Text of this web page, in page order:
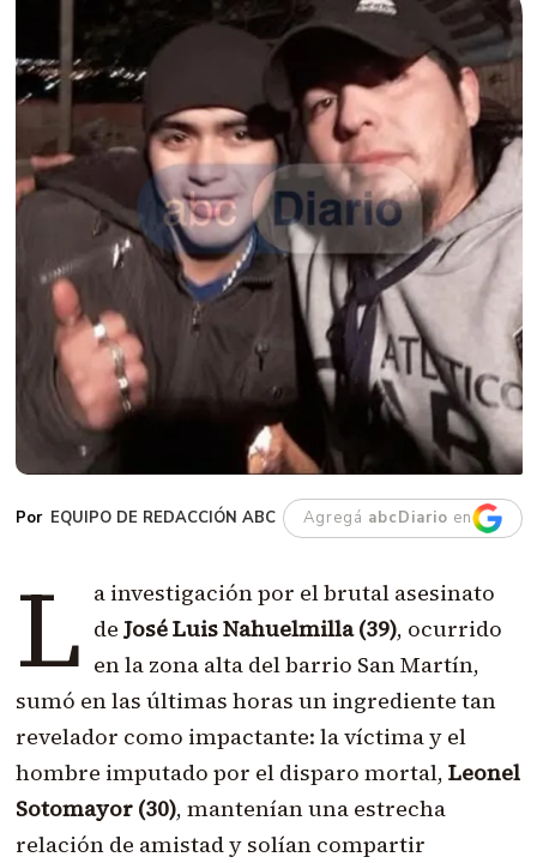
EQUIPO DE REDACCIÓN ABC Agregá abcDiario en
L a investigación por el brutal asesinato
de José Luis Nahuelmilla (39), ocurrido
en la zona alta del barrio San Martín,
sumó en las últimas horas un ingrediente tan
revelador como impactante: la víctima y el
hombre imputado por el disparo mortal, Leonel
Sotomayor (30), mantenían una estrecha
relación de amistad y solían compartir